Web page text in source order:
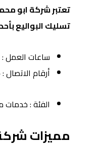
تعتبرشركة ابو
تسليك البواليع
ساعات العمل
أرقام الاتصال : 69012105
الفئة : خدمات
مميزات